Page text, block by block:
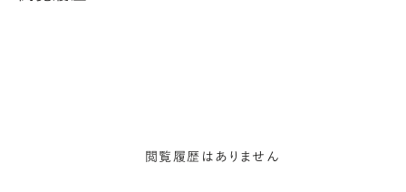
閲覧履歴はありません